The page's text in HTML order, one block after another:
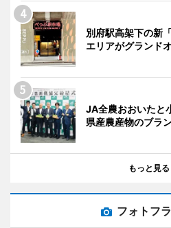
別府駅高架下の新
エリアがグランド
JA全農おおいた
県産農産物のブラ
もっと見る
フォトフ